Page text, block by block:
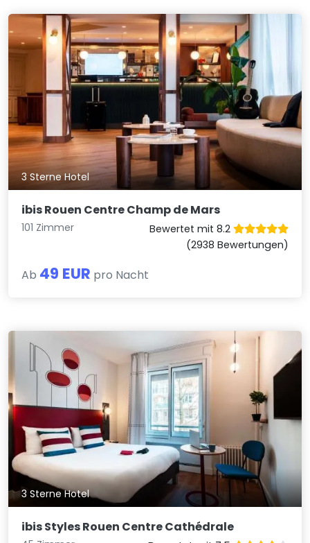
3 Sterne Hotel
ibis Rouen Centre Champ de Mars
101 Zimmer
Bewertet mit 8.2
(2938 Bewertungen)
Ab 49 EUR pro Nacht
3 Sterne Hotel
ibis Styles Rouen Centre Cathédrale